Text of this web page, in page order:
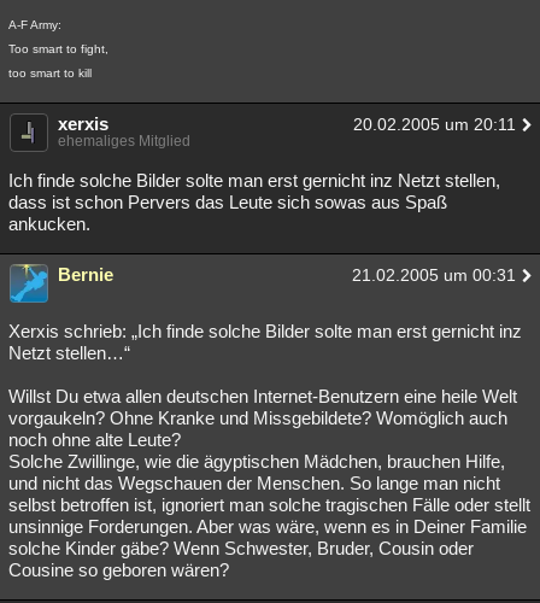
A-F Army:
Too smart to fight,
too smart to kill
xerxis 20.02.2005 um 20:11
ehemaliges Mitglied
Ich finde solche Bilder solte man erst gernicht inz Netzt stellen,
dass ist schon Pervers das Leute sich sowas aus Spaß
ankucken.
Bernie 21.02.2005 um 00:31
Xerxis schrieb: „Ich finde solche Bilder solte man erst gernicht inz
Netzt stellen…“
Willst Du etwa allen deutschen Internet-Benutzern eine heile Welt
vorgaukeln? Ohne Kranke und Missgebildete? Womöglich auch
noch ohne alte Leute?
Solche Zwillinge, wie die ägyptischen Mädchen, brauchen Hilfe,
und nicht das Wegschauen der Menschen. So lange man nicht
selbst betroffen ist, ignoriert man solche tragischen Fälle oder stellt
unsinnige Forderungen. Aber was wäre, wenn es in Deiner Familie
solche Kinder gäbe? Wenn Schwester, Bruder, Cousin oder
Cousine so geboren wären?